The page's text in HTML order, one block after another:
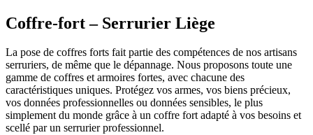
Coffre-fort – Serrurier Liège
La pose de coffres forts fait partie des compétences de nos artisans
serruriers, de même que le dépannage. Nous proposons toute une
gamme de coffres et armoires fortes, avec chacune des
caractéristiques uniques. Protégez vos armes, vos biens précieux,
vos données professionnelles ou données sensibles, le plus
simplement du monde grâce à un coffre fort adapté à vos besoins et
scellé par un serrurier professionnel.